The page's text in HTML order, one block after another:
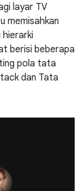
layar TV
memisahkan
hierarki
berisi beberapa
pola tata
dan Tata